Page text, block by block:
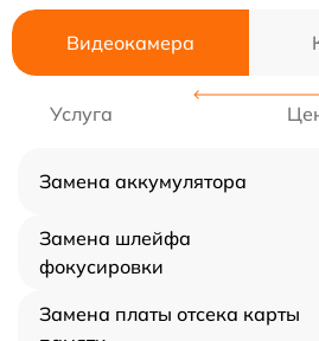
Видеокамера
Услуга
Замена аккумулятора
Замена шлейфа
фокусировки
Замена платы отсека карты